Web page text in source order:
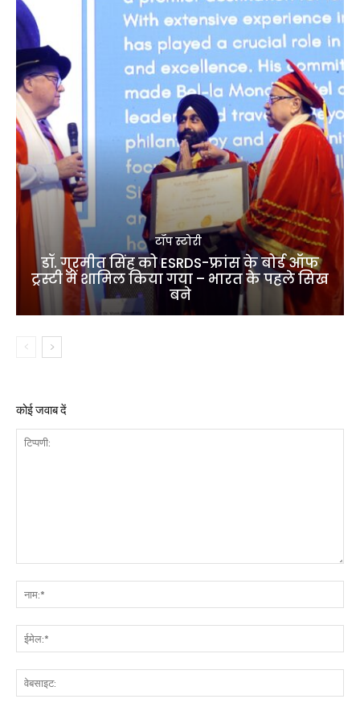
टॉप स्टोरी
डॉ. गुरमीत सिंह को ESRDS-फ्रांस के बोर्ड ऑफ
ट्रस्टी में शामिल किया गया – भारत के पहले सिख
बने
कोई जवाब दें